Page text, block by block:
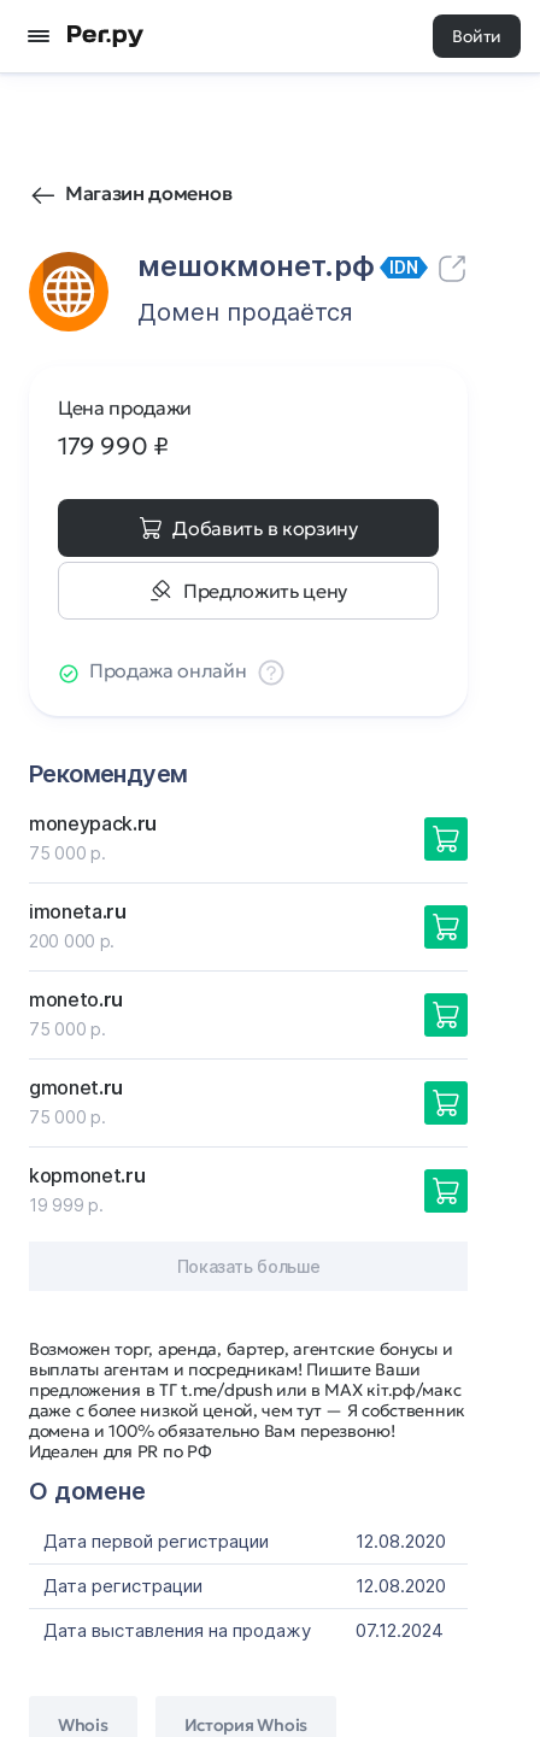
Войти
Магазин доменов
мешокмонет.рф IDN
17 0
Домен продаётся
Возможен торг, аренда, бартер, агентские бонусы и
выплаты агентам и посредникам! Пишите Ваши
предложения в ТГ t.me/dpush или в MAX кіт.рф/макс
даже с более низкой ценой, чем тут — Я собственник
домена и 100% обязательно Вам перезвоню!
Идеален для PR по РФ
О домене
Дата первой регистрации
12.08.2020
Дата регистрации
12.08.2020
Дата выставления на продажу
07.12.2024
Whois История Whois
Цена продажи
179 990 ₽
Добавить в корзину
Предложить цену
Продажа онлайн
Рекомендуем
moneypack.ru
75 000 р.
imoneta.ru
200 000 р.
moneto.ru
75 000 р.
gmonet.ru
75 000 р.
kopmonet.ru
19 999 р.
Показать больше